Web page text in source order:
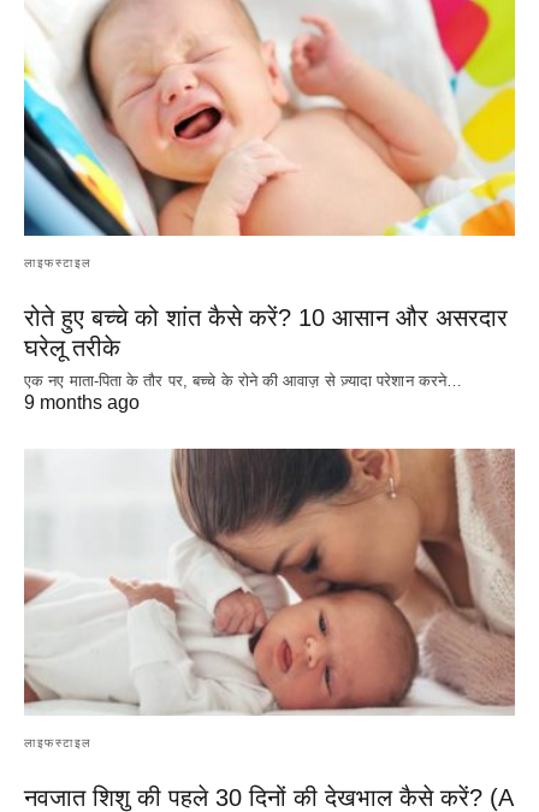
लाइफस्टाइल
रोते हुए बच्चे को शांत कैसे करें? 10 आसान और असरदार
घरेलू तरीके
एक नए माता-पिता के तौर पर, बच्चे के रोने की आवाज़ से ज़्यादा परेशान करने…
9 months ago
लाइफस्टाइल
नवजात शिशु की पहले 30 दिनों की देखभाल कैसे करें? (A